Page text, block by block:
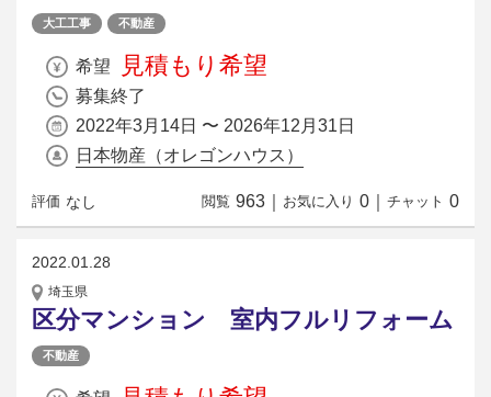
大工工事 不動産
希望 見積もり希望
募集終了
2022年3月14日 〜 2026年12月31日
日本物産（オレゴンハウス）
評価 なし 閲覧 963 お気に入り 0 チャット 0
2022.01.28
埼玉県
区分マンション 室内フルリフォーム
不動産